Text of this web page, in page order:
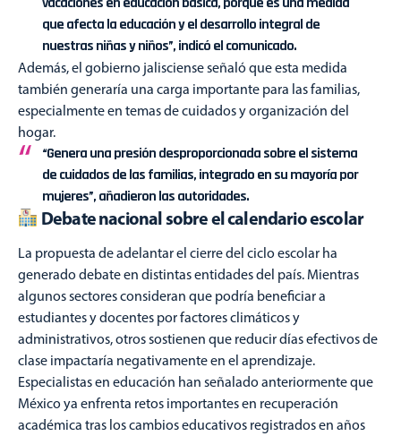
que afecta la educación y el desarrollo integral de
nuestras niñas y niños”, indicó el comunicado.
Además, el gobierno jalisciense señaló que esta medida
también generaría una carga importante para las familias,
especialmente en temas de cuidados y organización del
hogar.
“Genera una presión desproporcionada sobre el sistema
de cuidados de las familias, integrado en su mayoría por
mujeres”, añadieron las autoridades.
Debate nacional sobre el calendario escolar
La propuesta de adelantar el cierre del ciclo escolar ha
generado debate en distintas entidades del país. Mientras
algunos sectores consideran que podría beneficiar a
estudiantes y docentes por factores climáticos y
administrativos, otros sostienen que reducir días efectivos de
clase impactaría negativamente en el aprendizaje.
Especialistas en educación han señalado anteriormente que
México ya enfrenta retos importantes en recuperación
académica tras los cambios educativos registrados en años